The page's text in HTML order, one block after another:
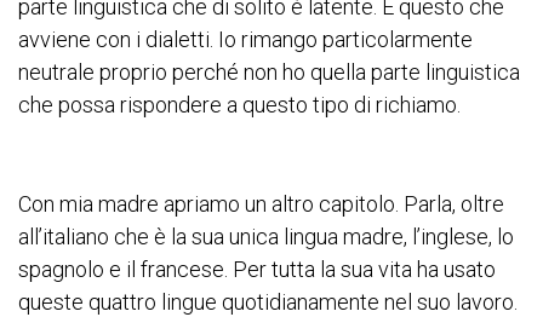
parte linguistica che di solito è latente. È questo che
avviene con i dialetti. Io rimango particolarmente
neutrale proprio perché non ho quella parte linguistica
che possa rispondere a questo tipo di richiamo.
Con mia madre apriamo un altro capitolo. Parla, oltre
all’italiano che è la sua unica lingua madre, l’inglese, lo
spagnolo e il francese. Per tutta la sua vita ha usato
queste quattro lingue quotidianamente nel suo lavoro.